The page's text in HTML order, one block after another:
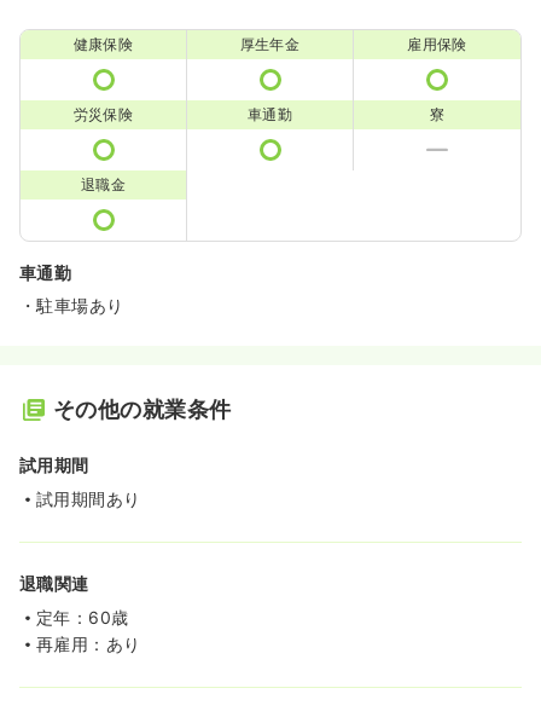
健康保険 厚生年金 雇用保険
労災保険 車通勤 寮
退職金
車通勤
・駐車場あり
その他の就業条件
試用期間
試用期間あり
退職関連
定年：60歳
再雇用：あり